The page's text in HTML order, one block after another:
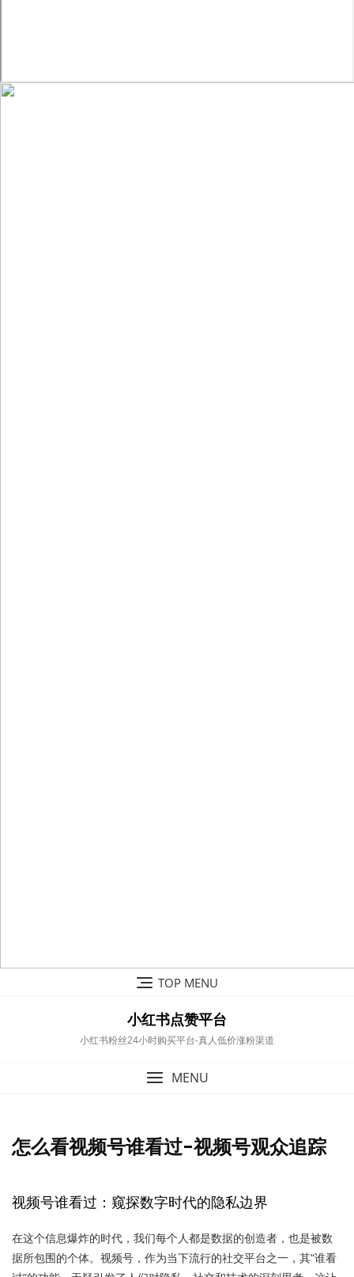
TOP MENU
小红书点赞平台
小红书粉丝24小时购买平台-真人低价涨粉渠道
MENU
怎么看视频号谁看过-视频号观众追踪
视频号谁看过：窥探数字时代的隐私边界
在这个信息爆炸的时代，我们每个人都是数据的创造者，也是被数
据所包围的个体。视频号，作为当下流行的社交平台之一，其“谁看